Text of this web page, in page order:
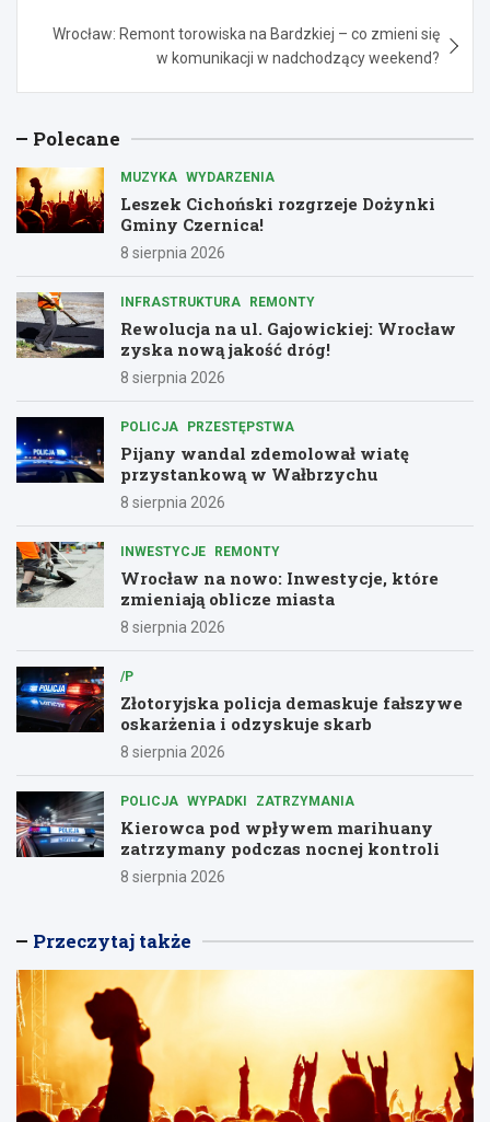
Wrocław: Remont torowiska na Bardzkiej – co zmieni się
w komunikacji w nadchodzący weekend?
Polecane
MUZYKA WYDARZENIA
Leszek Cichoński rozgrzeje Dożynki
Gminy Czernica!
8 sierpnia 2026
INFRASTRUKTURA REMONTY
Rewolucja na ul. Gajowickiej: Wrocław
zyska nową jakość dróg!
8 sierpnia 2026
POLICJA PRZESTĘPSTWA
Pijany wandal zdemolował wiatę
przystankową w Wałbrzychu
8 sierpnia 2026
INWESTYCJE REMONTY
Wrocław na nowo: Inwestycje, które
zmieniają oblicze miasta
8 sierpnia 2026
/P
Złotoryjska policja demaskuje fałszywe
oskarżenia i odzyskuje skarb
8 sierpnia 2026
POLICJA WYPADKI ZATRZYMANIA
Kierowca pod wpływem marihuany
zatrzymany podczas nocnej kontroli
8 sierpnia 2026
Przeczytaj także